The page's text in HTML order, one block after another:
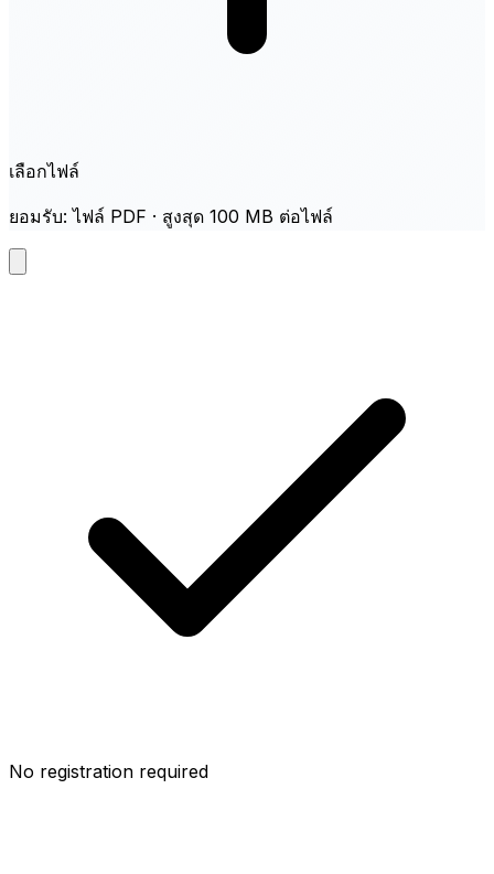
เลือกไฟล์
ยอมรับ: ไฟล์ PDF · สูงสุด 100 MB ต่อไฟล์
No registration required